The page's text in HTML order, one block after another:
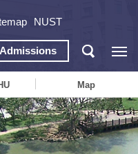
NUST
Admissions
Map